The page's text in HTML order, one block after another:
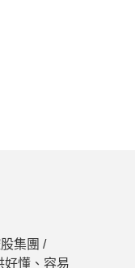
集團 /
好懂、容易